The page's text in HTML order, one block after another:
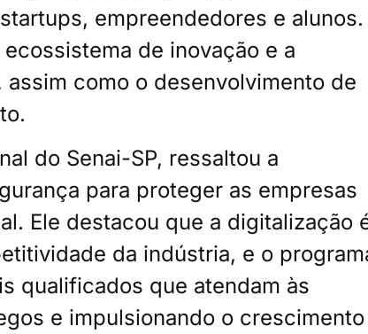
empreendedores e alunos.
de inovação e a
como o desenvolvimento de
do Senai-SP, ressaltou a
para proteger as empresas
Ele destacou que a digitalização
da indústria, e o
qualificados que atendam às
e impulsionando o crescimento